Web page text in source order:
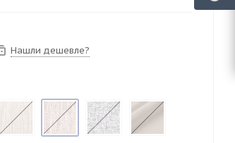
Нашли дешевле?